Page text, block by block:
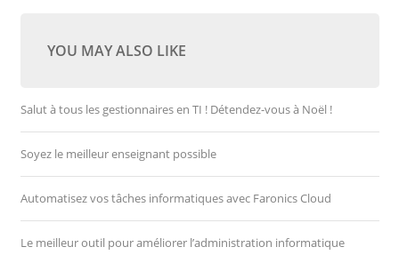
YOU MAY ALSO LIKE
Salut à tous les gestionnaires en TI ! Détendez-vous à Noël !
Soyez le meilleur enseignant possible
Automatisez vos tâches informatiques avec Faronics Cloud
Le meilleur outil pour améliorer l’administration informatique